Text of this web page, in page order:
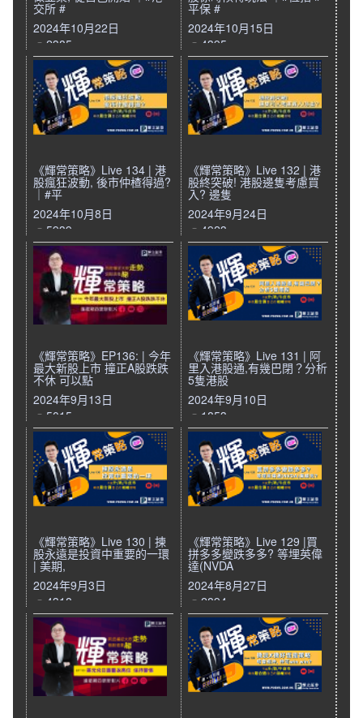
交所 #
2024年10月22日
2385
平保 #
2024年10月15日
4395
《輝常策略》Live 134 | 港
股瘋狂波動, 後市仲楂得過?
｜#平
2024年10月8日
5939
《輝常策略》Live 132 | 港
股終突破! 港股邊隻考慮買
入? 邊隻
2024年9月24日
4923
《輝常策略》EP136: | 今年
最大新股上市 撞正A股跌跌
不休 可以點
2024年9月13日
5015
《輝常策略》Live 131 | 阿
里入港股通,有幾巴閉？分析
5隻港股
2024年9月10日
1853
《輝常策略》Live 130 | 揀
股永遠是投資中重要的一環
| 美期,
2024年9月3日
4318
《輝常策略》Live 129 |買
拼多多變跌多多? 等埋英偉
達(NVDA
2024年8月27日
2894